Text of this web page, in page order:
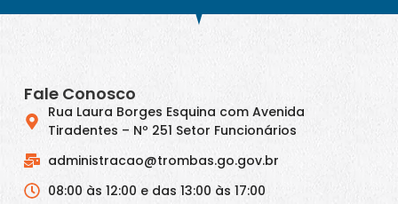
Fale Conosco
Rua Laura Borges Esquina com Avenida
Tiradentes – Nº 251 Setor Funcionários
administracao@trombas.go.gov.br
08:00 às 12:00 e das 13:00 às 17:00